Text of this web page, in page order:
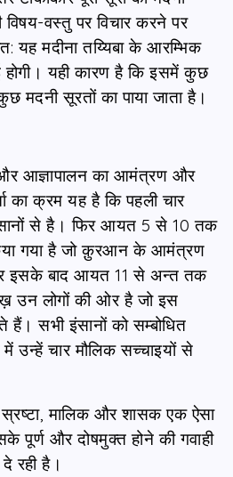
विषय-वस्तु पर विचार करने पर
यह मदीना तय्यिबा के आरम्भिक
यही कारण है कि इसमें कुछ
मदनी सूरतों का पाया जाता है।
आज्ञापालन का आमंत्रण और
का क्रम यह है कि पहली चार
से है। फिर आयत 5 से 10 तक
गया है जो क़ुरआन के आमंत्रण
इसके बाद आयत 11 से अन्त तक
उन लोगों की ओर है जो इस
सभी इंसानों को सम्बोधित
उन्हें चार मौलिक सच्चाइयों से
मालिक और शासक एक ऐसा
पूर्ण और दोषमुक्त होने की गवाही
रही है।